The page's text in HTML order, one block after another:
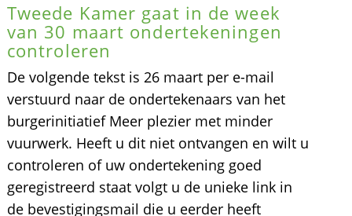
Tweede Kamer gaat in de week
van 30 maart ondertekeningen
controleren
De volgende tekst is 26 maart per e-mail
verstuurd naar de ondertekenaars van het
burgerinitiatief Meer plezier met minder
vuurwerk. Heeft u dit niet ontvangen en wilt u
controleren of uw ondertekening goed
geregistreerd staat volgt u de unieke link in
de bevestigingsmail die u eerder heeft